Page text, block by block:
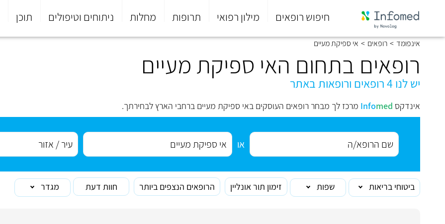
חיפוש רופאים מילון רפואי תרופות מחלות ניתוחים וטיפולים תוכן
סוף
התפריט
אינפומד > רופאים > אי ספיקת מעיים
רופאים בתחום האי ספיקת מעיים
יש לנו 4 רופאים ורופאות באתר
אינדקס Infomed מרכז לך מבחר רופאים העוסקים באי ספיקת מעיים ברחבי הארץ לבחירתך.
או
ביטוחי בריאות שפות זימון תור אונליין הרופאים הנצפים ביותר חוות דעת מגדר